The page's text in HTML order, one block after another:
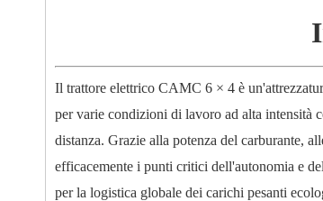
Il trattore elettrico CAMC 6 × 4 è
per varie condizioni di lavoro ad alta intensità
distanza. Grazie alla potenza del carburante,
efficacemente i punti critici dell'autonomia e
per la logistica globale dei carichi pesanti